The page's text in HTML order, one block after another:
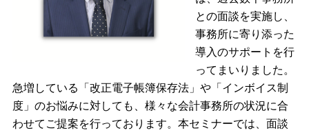
との面談を実施し、
事務所に寄り添った
導入のサポートを行
ってまいりました。
急増している「改正電子帳簿保存法」や「インボイス制
度」のお悩みに対しても、様々な会計事務所の状況に合
わせてご提案を行っております。本セミナーでは、面談